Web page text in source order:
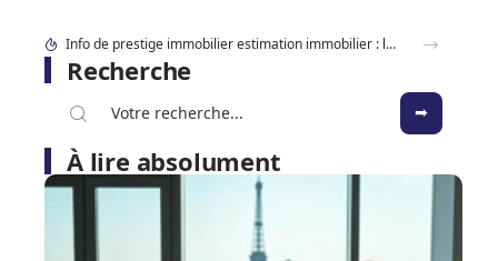
Info de prestige immobilier estimation immobilier : la méthode des vrais biens d’exception
Recherche
À lire absolument